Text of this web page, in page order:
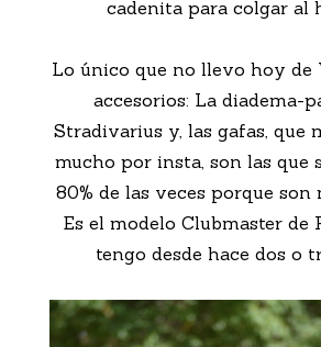
cadenita para colgar al
Lo único que no llevo hoy de
accesorios: La diadema-
Stradivarius y, las gafas, que
mucho por insta, son las que
80% de las veces porque
Es el modelo Clubmaster de
tengo desde hace dos o